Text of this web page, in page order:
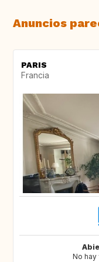
Anuncios
PARIS
Francia
No hay